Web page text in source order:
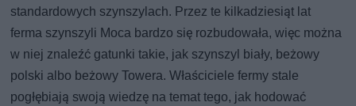
standardowych szynszylach. Przez te kilkadziesiąt lat
ferma szynszyli Moca bardzo się rozbudowała, więc można
w niej znaleźć gatunki takie, jak szynszyl biały, beżowy
polski albo beżowy Towera. Właściciele fermy stale
pogłębiają swoją wiedzę na temat tego, jak hodować